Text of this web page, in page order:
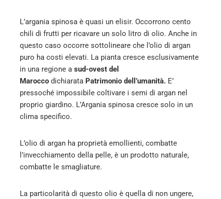
L’argania spinosa è quasi un elisir. Occorrono cento
chili di frutti per ricavare un solo litro di olio. Anche in
questo caso occorre sottolineare che l’olio di argan
puro ha costi elevati. La pianta cresce esclusivamente
in una regione a sud-ovest del
Marocco dichiarata Patrimonio dell’umanità. E’
pressoché impossibile coltivare i semi di argan nel
proprio giardino. L’Argania spinosa cresce solo in un
clima specifico.
L’olio di argan ha proprietà emollienti, combatte
l’invecchiamento della pelle, è un prodotto naturale,
combatte le smagliature.
La particolarità di questo olio è quella di non ungere,